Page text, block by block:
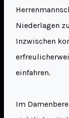
Niederlagen
Inzwischen
einfahren.
Im